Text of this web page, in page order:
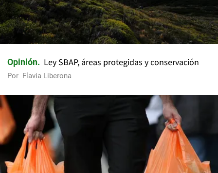
Opinión Ley SBAP, áreas protegidas y conservación
Por Flavia Liberona